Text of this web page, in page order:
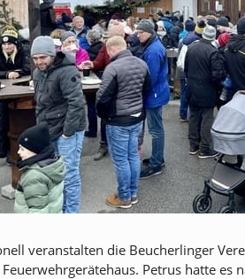
veranstalten die Beucherlinger
Petrus hatte es